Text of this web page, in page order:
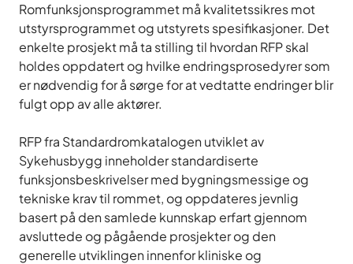
Romfunksjonsprogrammet må kvalitetssikres mot
utstyrsprogrammet og utstyrets spesifikasjoner. Det
enkelte prosjekt må ta stilling til hvordan RFP skal
holdes oppdatert og hvilke endringsprosedyrer som
er nødvendig for å sørge for at vedtatte endringer blir
fulgt opp av alle aktører.
RFP fra Standardromkatalogen utviklet av
Sykehusbygg inneholder standardiserte
funksjonsbeskrivelser med bygningsmessige og
tekniske krav til rommet, og oppdateres jevnlig
basert på den samlede kunnskap erfart gjennom
avsluttede og pågående prosjekter og den
generelle utviklingen innenfor kliniske og